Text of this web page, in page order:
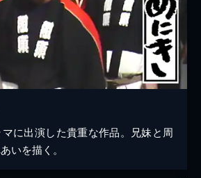
に出演した貴重な作品。兄妹と周
いを描く。